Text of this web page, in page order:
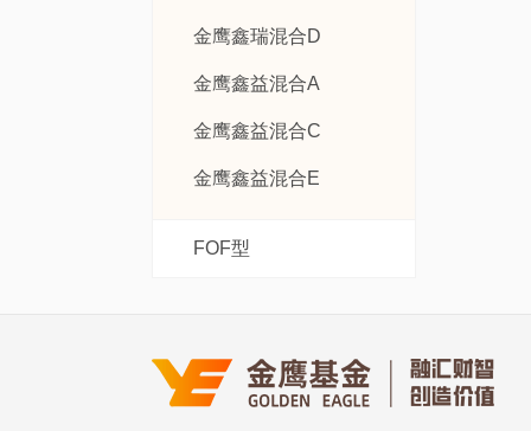
金鹰鑫瑞混合D
金鹰鑫益混合A
金鹰鑫益混合C
金鹰鑫益混合E
FOF型